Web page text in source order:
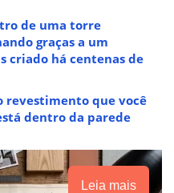
de uma torre
graças a um
criado há centenas de
revestimento que você
dentro da parede
Leia mais